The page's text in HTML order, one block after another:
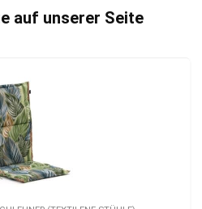
auf unserer Seite